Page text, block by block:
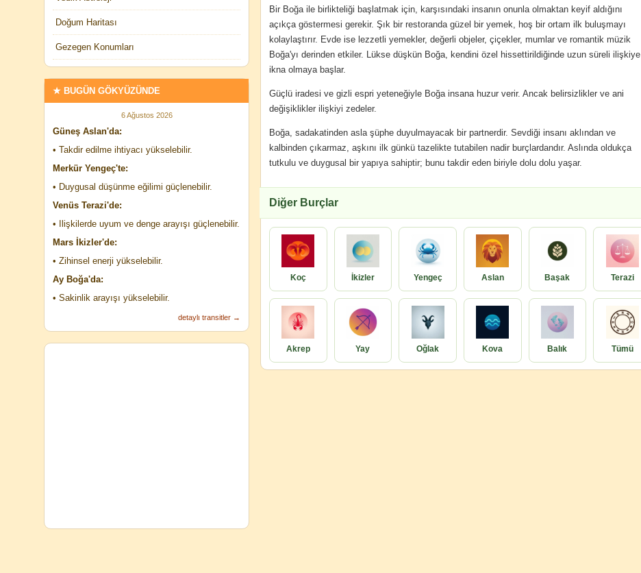
Doğum Haritası
Gezegen Konumları
★ BUGÜN GÖKYÜZÜNDE
6 Ağustos 2026
Güneş Aslan'da:
• Takdir edilme ihtiyacı yükselebilir.
Merkür Yengeç'te:
• Duygusal düşünme eğilimi güçlenebilir.
Venüs Terazi'de:
• Ilişkilerde uyum ve denge arayışı güçlenebilir.
Mars İkizler'de:
• Zihinsel enerji yükselebilir.
Ay Boğa'da:
• Sakinlik arayışı yükselebilir.
detaylı transitler →
Bir Boğa ile birlikteliği başlatmak için, karşısındaki insanın onunla olmaktan keyif aldığını
açıkça göstermesi gerekir. Şık bir restoranda güzel bir yemek, hoş bir ortam ilk buluşmayı
kolaylaştırır. Evde ise lezzetli yemekler, değerli objeler, çiçekler, mumlar ve romantik müzik
Boğa'yı derinden etkiler. Lükse düşkün Boğa, kendini özel hissettirildiğinde uzun süreli ilişkiye
ikna olmaya başlar.
Güçlü iradesi ve gizli espri yeteneğiyle Boğa insana huzur verir. Ancak belirsizlikler ve ani
değişiklikler ilişkiyi zedeler.
Boğa, sadakatinden asla şüphe duyulmayacak bir partnerdir. Sevdiği insanı aklından ve
kalbinden çıkarmaz, aşkını ilk günkü tazelikte tutabilen nadir burçlardandır. Aslında oldukça
tutkulu ve duygusal bir yapıya sahiptir; bunu takdir eden biriyle dolu dolu yaşar.
Diğer Burçlar
Koç İkizler Yengeç Aslan Başak Terazi
Akrep Yay Oğlak Kova Balık Tümü